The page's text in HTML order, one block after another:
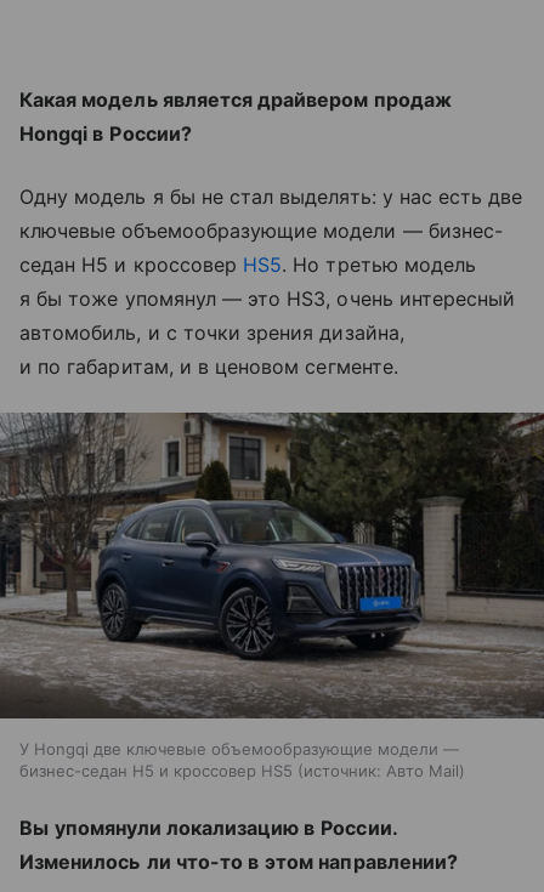
Какая модель является драйвером продаж
Hongqi в России?
Одну модель я бы не стал выделять: у нас есть две
ключевые объемообразующие модели — бизнес-
седан H5 и кроссовер HS5. Но третью модель
я бы тоже упомянул — это HS3, очень интересный
автомобиль, и с точки зрения дизайна,
и по габаритам, и в ценовом сегменте.
У Hongqi две ключевые объемообразующие модели —
бизнес-седан H5 и кроссовер HS5
источник: Авто Mail
Вы упомянули локализацию в России.
Изменилось ли что-то в этом направлении?